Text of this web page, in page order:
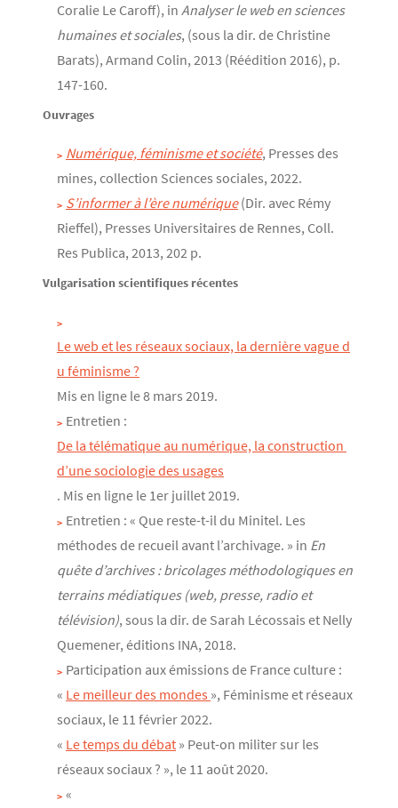
Coralie Le Caroff), in Analyser le web en sciences
humaines et sociales, (sous la dir. de Christine
Barats), Armand Colin, 2013 (Réédition 2016), p.
147-160.
Ouvrages
Numérique, féminisme et société, Presses des
mines, collection Sciences sociales, 2022.
S’informer à l’ère numérique (Dir. avec Rémy
Rieffel), Presses Universitaires de Rennes, Coll.
Res Publica, 2013, 202 p.
Vulgarisation scientifiques récentes
Le web et les réseaux sociaux, la dernière vague d
u féminisme ?
Mis en ligne le 8 mars 2019.
Entretien :
De la télématique au numérique, la construction
d’une sociologie des usages
. Mis en ligne le 1er juillet 2019.
Entretien : « Que reste-t-il du Minitel. Les
méthodes de recueil avant l’archivage. » in En
quête d’archives : bricolages méthodologiques en
terrains médiatiques (web, presse, radio et
télévision), sous la dir. de Sarah Lécossais et Nelly
Quemener, éditions INA, 2018.
Participation aux émissions de France culture :
« Le meilleur des mondes », Féminisme et réseaux
sociaux, le 11 février 2022.
« Le temps du débat » Peut-on militer sur les
réseaux sociaux ? », le 11 août 2020.
«